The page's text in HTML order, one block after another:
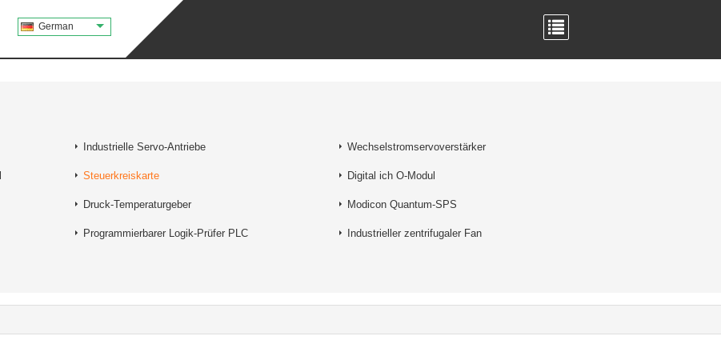
German
Industrielle Servo-Antriebe Wechselstromservoverstärker
Steuerkreiskarte Digital ich O-Modul
Druck-Temperaturgeber Modicon Quantum-SPS
Programmierbarer Logik-Prüfer PLC Industrieller zentrifugaler Fan